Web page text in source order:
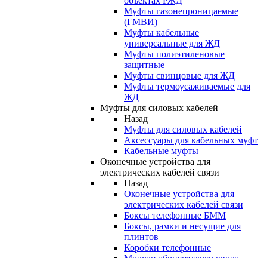
Муфты газонепроницаемые
(ГМВИ)
Муфты кабельные
универсальные для ЖД
Муфты полиэтиленовые
защитные
Муфты свинцовые для ЖД
Муфты термоусаживаемые для
ЖД
Муфты для силовых кабелей
Назад
Муфты для силовых кабелей
Аксессуары для кабельных муфт
Кабельные муфты
Оконечные устройства для
электрических кабелей связи
Назад
Оконечные устройства для
электрических кабелей связи
Боксы телефонные БММ
Боксы, рамки и несущие для
плинтов
Коробки телефонные